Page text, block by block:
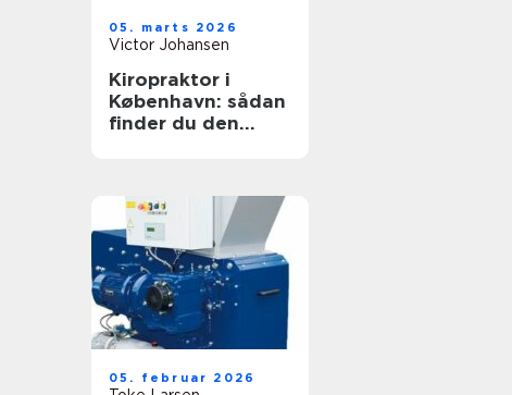
05. marts 2026
Victor Johansen
Kiropraktor i
København: sådan
finder du den
05. februar 2026